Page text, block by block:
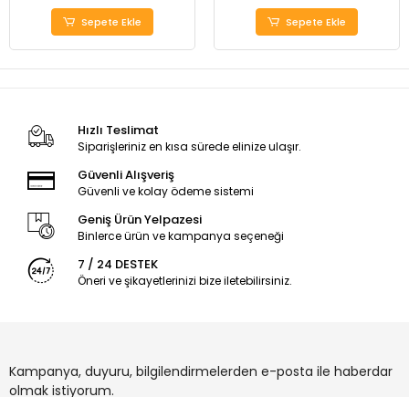
Sepete Ekle Sepete Ekle
Hızlı Teslimat
Siparişleriniz en kısa sürede elinize ulaşır.
Güvenli Alışveriş
Güvenli ve kolay ödeme sistemi
Geniş Ürün Yelpazesi
Binlerce ürün ve kampanya seçeneği
7 / 24 DESTEK
Öneri ve şikayetlerinizi bize iletebilirsiniz.
Kampanya, duyuru, bilgilendirmelerden e-posta ile haberdar
olmak istiyorum.